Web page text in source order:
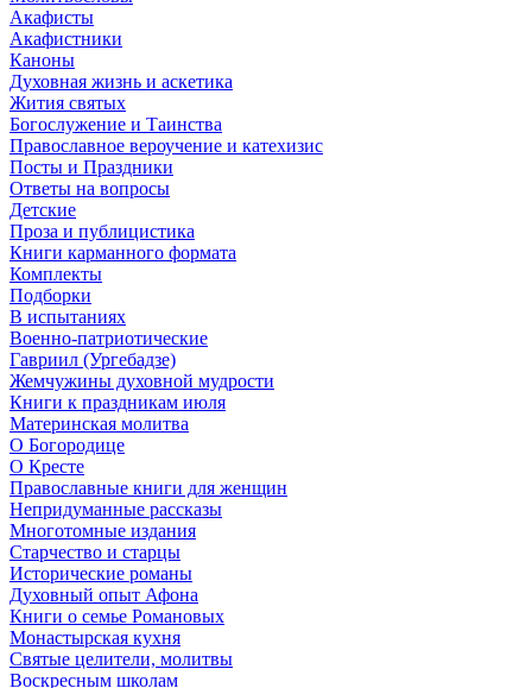
Акафисты
Акафистники
Каноны
Духовная жизнь и аскетика
Жития святых
Богослужение и Таинства
Православное вероучение и катехизис
Посты и Праздники
Ответы на вопросы
Детские
Проза и публицистика
Книги карманного формата
Комплекты
Подборки
В испытаниях
Военно-патриотические
Гавриил (Ургебадзе)
Жемчужины духовной мудрости
Книги к праздникам июля
Материнская молитва
О Богородице
О Кресте
Православные книги для женщин
Непридуманные рассказы
Многотомные издания
Старчество и старцы
Исторические романы
Духовный опыт Афона
Книги о семье Романовых
Монастырская кухня
Святые целители, молитвы
Воскресным школам